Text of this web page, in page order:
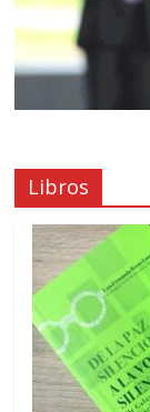
Libros